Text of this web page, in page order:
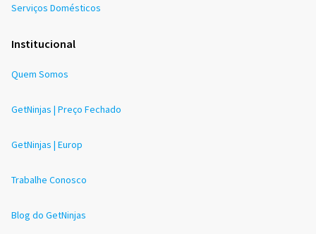
Serviços Domésticos
Institucional
Quem Somos
GetNinjas | Preço Fechado
GetNinjas | Europ
Trabalhe Conosco
Blog do GetNinjas